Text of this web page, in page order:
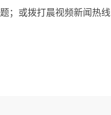
；或拨打晨视频新闻热线